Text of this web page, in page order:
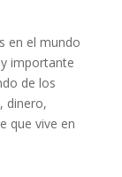
en el mundo
importante
de los
dinero,
que vive en